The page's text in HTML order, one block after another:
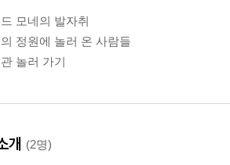
모네의 발자취
정원에 놀러 온 사람들
놀러 가기
개 (2명)